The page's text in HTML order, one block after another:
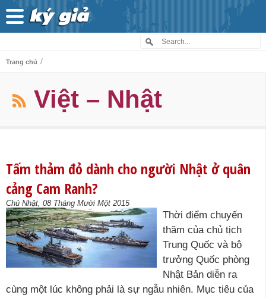
Trang chủ /
Việt – Nhật
Tấm thảm đỏ dành cho người Nhật ở quân
cảng Cam Ranh?
Chủ Nhật, 08 Tháng Mười Một 2015
Thời điểm chuyến
thăm của chủ tịch
Trung Quốc và bộ
trưởng Quốc phòng
Nhật Bản diễn ra
cùng một lúc không phải là sự ngẫu nhiên. Mục tiêu của